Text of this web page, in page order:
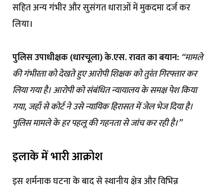
सहित अन्य गंभीर और सुसंगत धाराओं में मुकदमा दर्ज कर
लिया।
पुलिस उपाधीक्षक (धारचूला) के.एस. रावत का बयान: “मामले
की गंभीरता को देखते हुए आरोपी शिक्षक को तुरंत गिरफ्तार कर
लिया गया है। आरोपी को संबंधित न्यायालय के समक्ष पेश किया
गया, जहाँ से कोर्ट ने उसे न्यायिक हिरासत में जेल भेज दिया है।
पुलिस मामले के हर पहलू की गहनता से जांच कर रही है।”
इलाके में भारी आक्रोश
इस शर्मनाक घटना के बाद से स्थानीय क्षेत्र और विभिन्न